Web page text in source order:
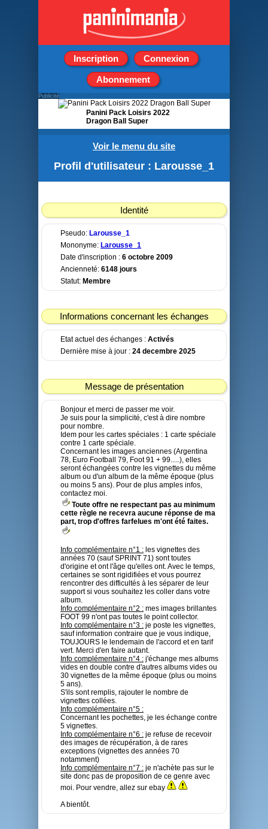
Inscription Connexion
Abonnement
Voir le menu du site
Profil d'utilisateur : Larousse_1
Identité
Pseudo: Larousse_1
Mononyme: Larousse_1
Date d'inscription : 6 octobre 2009
Ancienneté: 6148 jours
Statut: Membre
Informations concernant les échanges
Etat actuel des échanges : Activés
Dernière mise à jour : 24 decembre 2025
Message de présentation
Bonjour et merci de passer me voir.
Je suis pour la simplicité, c'est à dire nombre
pour nombre.
Idem pour les cartes spéciales : 1 carte spéciale
contre 1 carte spéciale.
Concernant les images anciennes (Argentina
78, Euro Football 79, Foot 91 + 99.....), elles
seront échangées contre les vignettes du même
album ou d'un album de la même époque (plus
ou moins 5 ans). Pour de plus amples infos,
contactez moi.
Toute offre ne respectant pas au minimum
cette règle ne recevra aucune réponse de ma
part, trop d'offres farfelues m'ont été faites.
Info complémentaire n°1 : les vignettes des
années 70 (sauf SPRINT 71) sont toutes
d'origine et ont l'âge qu'elles ont. Avec le temps,
certaines se sont rigidifiées et vous pourrez
rencontrer des difficultés à les séparer de leur
support si vous souhaitez les coller dans votre
album.
Info complémentaire n°2 : mes images brillantes
FOOT 99 n'ont pas toutes le point collector.
Info complémentaire n°3 : je poste les vignettes,
sauf information contraire que je vous indique,
TOUJOURS le lendemain de l'accord et en tarif
vert. Merci d'en faire autant.
Info complémentaire n°4 : j'échange mes albums
vides en double contre d'autres albums vides ou
30 vignettes de la même époque (plus ou moins
5 ans).
S'ils sont remplis, rajouter le nombre de
vignettes collées.
Info complémentaire n°5 :
Concernant les pochettes, je les échange contre
5 vignettes.
Info complémentaire n°6 : je refuse de recevoir
des images de récupération, à de rares
exceptions (vignettes des années 70
notamment)
Info complémentaire n°7 : je n'achète pas sur le
site donc pas de proposition de ce genre avec
moi. Pour vendre, allez sur ebay
A bientôt.
Publicité
Panini Pack Loisirs 2022
Dragon Ball Super